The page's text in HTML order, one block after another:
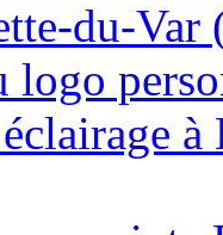
du-Var
logo